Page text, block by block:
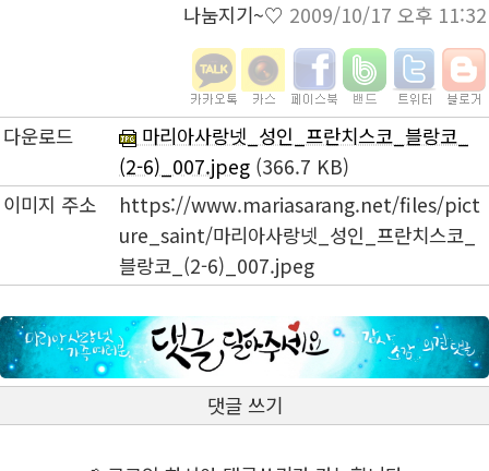
나눔지기~♡ 2009/10/17 오후 11:32
다운로드
마리아사랑넷_성인_프란치스코_블랑코_
(2-6)_007.jpeg (366.7 KB)
이미지 주소
https://www.mariasarang.net/files/pict
ure_saint/마리아사랑넷_성인_프란치스코_
블랑코_(2-6)_007.jpeg
댓글 쓰기